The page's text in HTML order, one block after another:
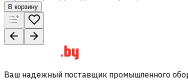
В корзину
Ваш надежный поставщик промышленного